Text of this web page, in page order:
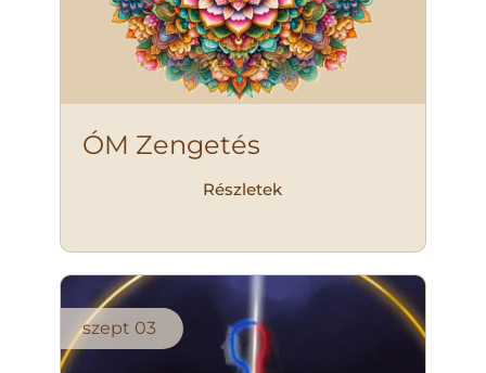
ÓM Zengetés
Részletek
szept 03